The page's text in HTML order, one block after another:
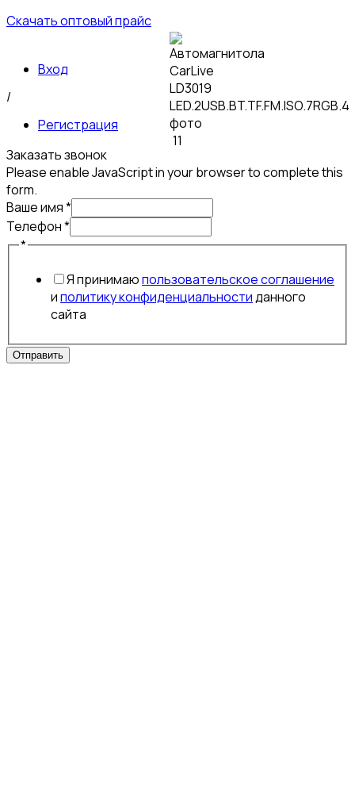
Скачать оптовый прайс
Вход
/
Регистрация
Заказать звонок
Please enable JavaScript in your browser to complete this
form.
Ваше имя*
Ваше
имя
Телефон*
*
Я принимаюпользовательское соглашение
иполитику конфиденциальностиданного
сайта
Отправить